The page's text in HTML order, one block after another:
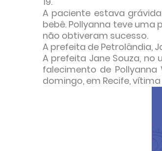
A paciente estava
bebê. Pollyanna teve
não obtiveram sucesso.
A prefeita de Petrolândia,
A prefeita Jane Souza, no
falecimento de Pollyanna
domingo, em Recife, vítima